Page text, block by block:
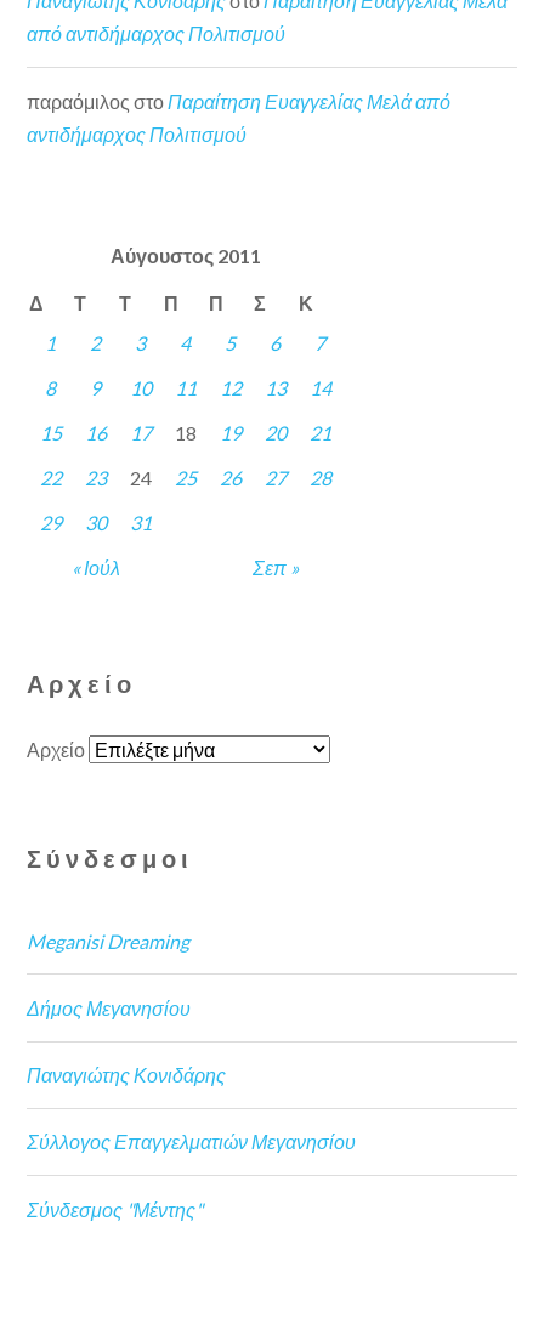
από αντιδήμαρχος Πολιτισμού
παραόμιλος στο Παραίτηση Ευαγγελίας Μελά από
αντιδήμαρχος Πολιτισμού
Αύγουστος 2011
Δ Τ Τ Π Π Σ Κ
« Ιούλ Σεπ »
1 2 3 4 5 6
7
8
9 10 11 12 13
14
15
16 17 18 19 20
21
22
23 24 25 26 27
28
29
30 31
Αρχείο
Αρχείο
Σύνδεσμοι
Meganisi Dreaming
Δήμος Μεγανησίου
Παναγιώτης Κονιδάρης
Σύλλογος Επαγγελματιών Μεγανησίου
Σύνδεσμος "Μέντης"